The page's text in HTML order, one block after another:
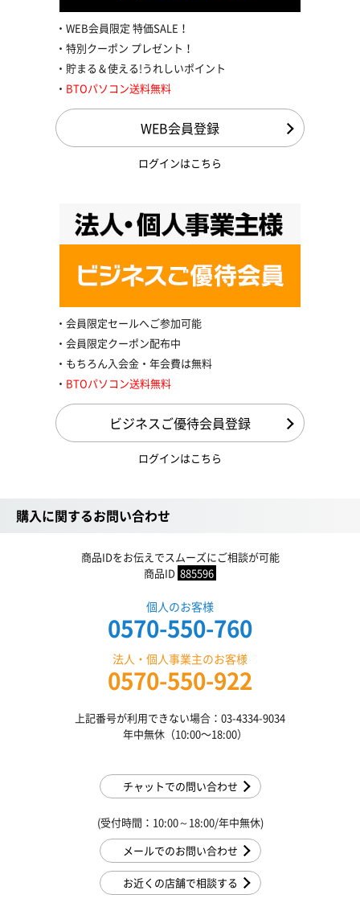
WEB会員限定 特価SALE！
特別クーポン プレゼント！
貯まる＆使える!うれしいポイント
BTOパソコン送料無料
WEB会員登録
ログインはこちら
会員限定セールへご参加可能
会員限定クーポン配布中
もちろん入会金・年会費は無料
BTOパソコン送料無料
ビジネスご優待会員登録
ログインはこちら
購入に関するお問い合わせ
商品IDをお伝えでスムーズにご相談が可能
商品ID 885596
個人のお客様
0570-550-760
法人・個人事業主のお客様
0570-550-922
上記番号が利用できない場合：03-4334-9034
年中無休（10:00〜18:00）
チャットでの問い合わせ
(受付時間：10:00～18:00/年中無休)
メールでのお問い合わせ
お近くの店舗で相談する